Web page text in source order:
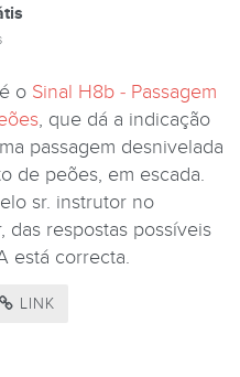
o Sinal H8b - Passagem
, que dá a indicação
passagem desnivelada
de peões, em escada.
sr. instrutor no
das respostas possíveis
está correcta.
LINK